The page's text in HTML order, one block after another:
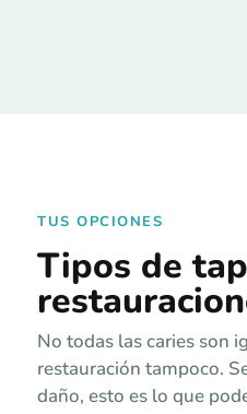
TUS OPCIONES
Tipos de
No todas las caries son
restauración tampoco.
daño, esto es lo que